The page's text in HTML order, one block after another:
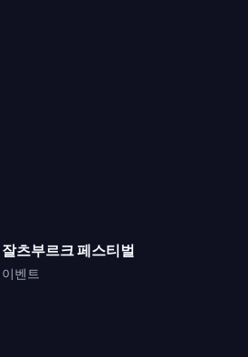
잘츠부르크 페스티벌
이벤트